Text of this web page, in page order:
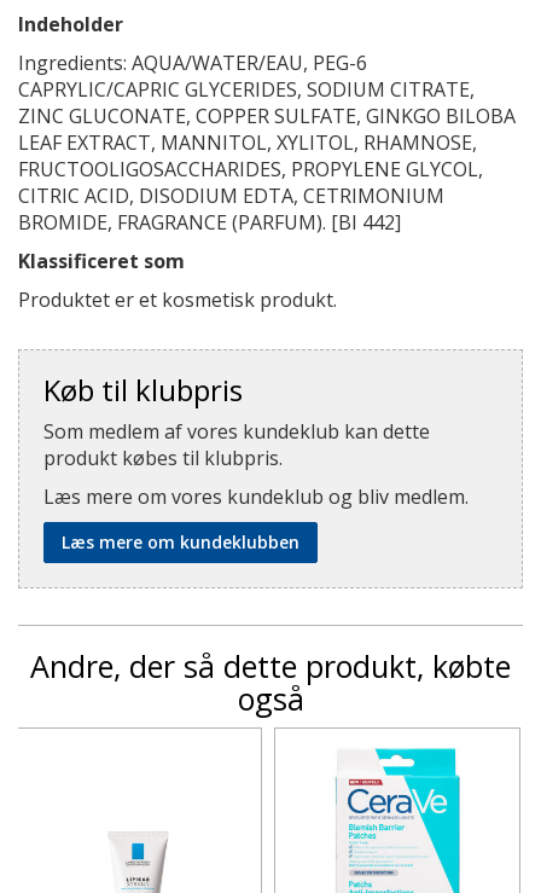
Indeholder
Ingredients: AQUA/WATER/EAU, PEG-6
CAPRYLIC/CAPRIC GLYCERIDES, SODIUM CITRATE,
ZINC GLUCONATE, COPPER SULFATE, GINKGO BILOBA
LEAF EXTRACT, MANNITOL, XYLITOL, RHAMNOSE,
FRUCTOOLIGOSACCHARIDES, PROPYLENE GLYCOL,
CITRIC ACID, DISODIUM EDTA, CETRIMONIUM
BROMIDE, FRAGRANCE (PARFUM). [BI 442]
Klassificeret som
Produktet er et kosmetisk produkt.
Køb til klubpris
Som medlem af vores kundeklub kan dette
produkt købes til klubpris.
Læs mere om vores kundeklub og bliv medlem.
Læs mere om kundeklubben
Andre, der så dette produkt, købte
også